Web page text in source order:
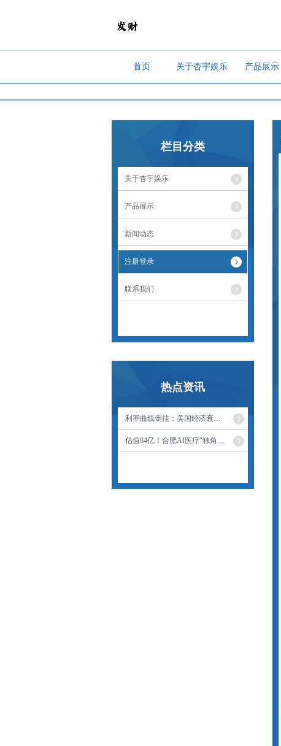
首页 关于杏宇娱乐 产品展示
栏目分类
关于杏宇娱乐
产品展示
新闻动态
注册登录
联系我们
热点资讯
利率曲线倒挂：美国经济衰退的预兆
估值84亿！合肥AI医疗“独角兽”来IPO了